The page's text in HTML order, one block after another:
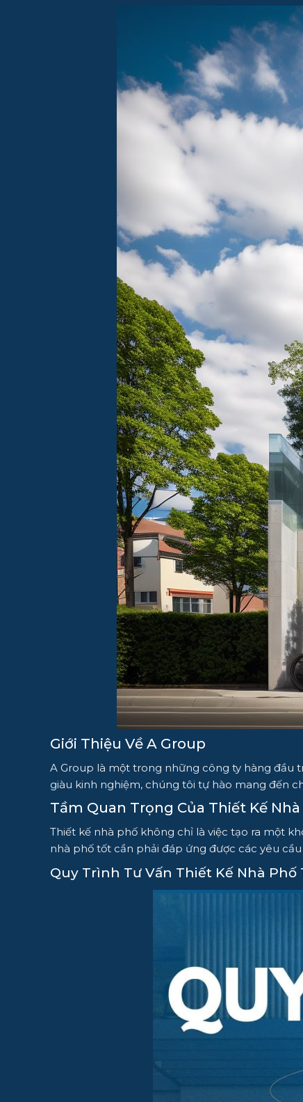
Giới Thiệu Về A Group
A Group là một trong những công ty hàng đầu
giàu kinh nghiệm, chúng tôi tự hào mang đến
Tầm Quan Trọng Của Thiết Kế
Thiết kế nhà phố không chỉ là việc tạo ra một
nhà phố tốt cần phải đáp ứng được các yêu
Quy Trình Tư Vấn Thiết Kế Nhà Phố